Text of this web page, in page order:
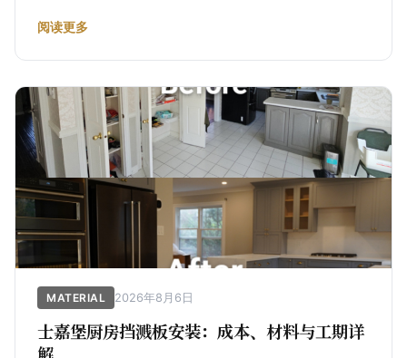
阅读更多
MATERIAL 2026年8月6日
士嘉堡厨房挡溅板安装：成本、材料与工期详